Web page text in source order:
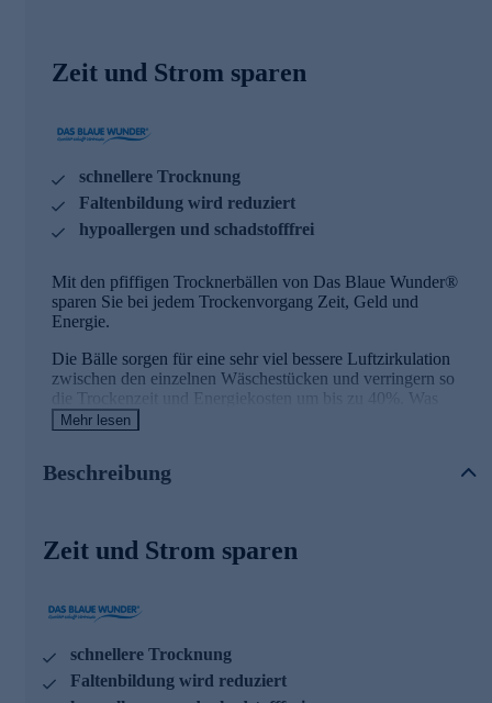
Zeit und Strom sparen
schnellere Trocknung
Faltenbildung wird reduziert
hypoallergen und schadstofffrei
Mit den pfiffigen Trocknerbällen von Das Blaue Wunder®
sparen Sie bei jedem Trockenvorgang Zeit, Geld und
Energie.
Die Bälle sorgen für eine sehr viel bessere Luftzirkulation
zwischen den einzelnen Wäschestücken und verringern so
die Trockenzeit und Energiekosten um bis zu 40%. Was
letztendlich auch der Umwelt zugute kommt.
einem Aufbewahrungsbeutel.
Weichere Wäsche ohne Weichspüler? Aber natürlich, die
die Fasern der Textilien wieder auf. Dadurch wird Ihre
Wäsche weich und flauschig.
Zugleich wird so die Faltenbildung reduziert, was wiederum
das Bügeln erleichtert.
Mehr lesen
Beschreibung
Zeit und Strom sparen
schnellere Trocknung
Faltenbildung wird reduziert